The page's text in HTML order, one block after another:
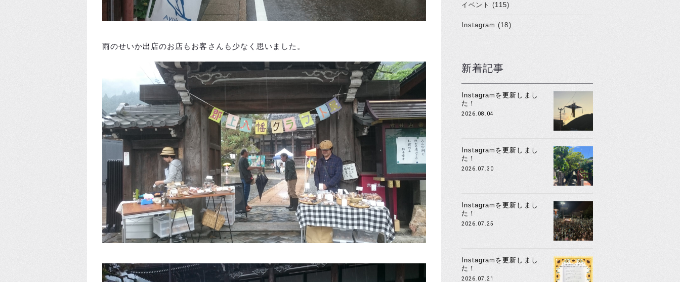
雨のせいか出店のお店もお客さんも少なく思いました。
イベント (115)
Instagram (18)
新着記事
Instagramを更新しまし
た！
2026.08.04
Instagramを更新しまし
た！
2026.07.30
Instagramを更新しまし
た！
2026.07.25
Instagramを更新しまし
た！
2026.07.21